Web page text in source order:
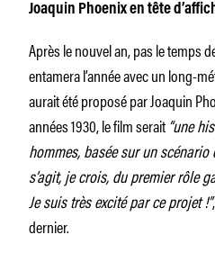
Joaquin Phoenix en tête
Après le nouvel an, pas le temps
entamera l’année avec un long-
aurait été proposé par Joaquin
années 1930, le film serait“une
hommes, basée sur un
s’agit, je crois, du premier rôle
Je suis très excité par ce projet !”
dernier.